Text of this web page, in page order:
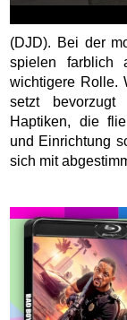
(DJD). Bei der
spielen farblich
wichtigere Rolle.
setzt
Haptiken, die
und Einrichtung
sich mit